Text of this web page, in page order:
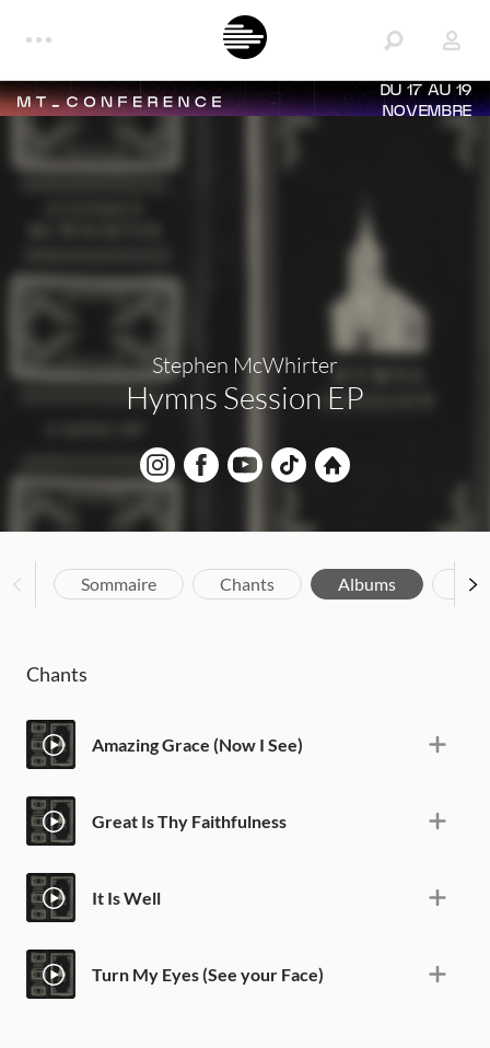
DU 17 AU 19
NOVEMBRE
Stephen McWhirter
Hymns Session EP
Sommaire Chants Albums
Chants
Amazing Grace (Now I See)
Great Is Thy Faithfulness
It Is Well
Turn My Eyes (See your Face)